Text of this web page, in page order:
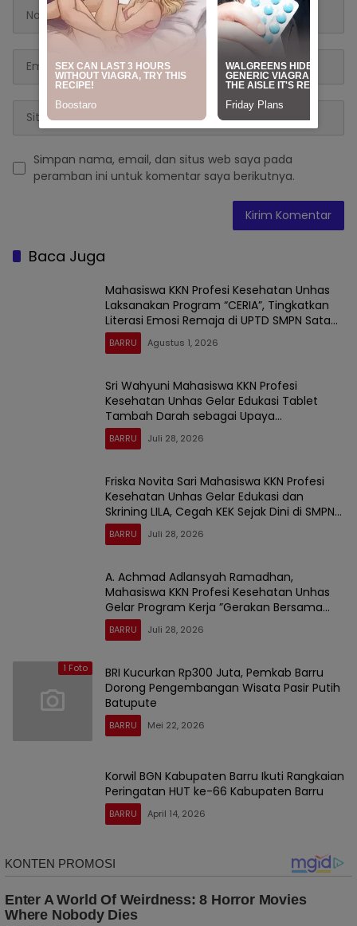
Simpan nama, email, dan situs web saya pada
peramban ini untuk komentar saya berikutnya.
Baca Juga
Mahasiswa KKN Profesi Kesehatan Unhas
Laksanakan Program “CERIA”, Tingkatkan
Literasi Emosi Remaja di UPTD SMPN Satap
9 Barru
BARRU Agustus 1, 2026
Sri Wahyuni Mahasiswa KKN Profesi
Kesehatan Unhas Gelar Edukasi Tablet
Tambah Darah sebagai Upaya
Pencegahan Stunting Sejak Dini di UPTD
SMP Negeri Satap 9 Barru
BARRU Juli 28, 2026
Friska Novita Sari Mahasiswa KKN Profesi
Kesehatan Unhas Gelar Edukasi dan
Skrining LILA, Cegah KEK Sejak Dini di SMPN
Satap 9 Barru
BARRU Juli 28, 2026
A. Achmad Adlansyah Ramadhan,
Mahasiswa KKN Profesi Kesehatan Unhas
Gelar Program Kerja ”Gerakan Bersama
Cuci Tangan Pintar”
BARRU Juli 28, 2026
1 Foto
BRI Kucurkan Rp300 Juta, Pemkab Barru
Dorong Pengembangan Wisata Pasir Putih
Batupute
BARRU Mei 22, 2026
Korwil BGN Kabupaten Barru Ikuti Rangkaian
Peringatan HUT ke-66 Kabupaten Barru
BARRU April 14, 2026